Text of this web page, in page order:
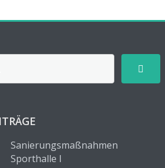
Sanierungsmaßnahmen
Sporthalle I